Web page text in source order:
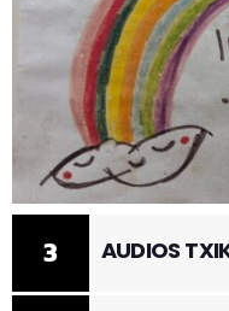
3 AUDIOS